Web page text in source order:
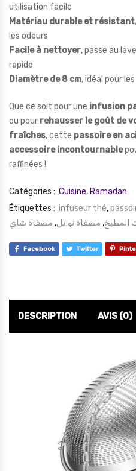
utilisation facile
Matériau durable et résistant
les odeurs
Facile à nettoyer, passe au
rapide
Diamètre de 8 cm, idéal pour
Que ce soit pour une infusion
ou pour rehausser le goût de
fraîches, cette passoire en
accessoire incontournable
raffinées !
Catégories : Cuisine, Ramadan
Étiquettes : infuseur thé,
المطبخ, مصفاة توابل, مصفاة شاي
Facebook Twitter
DESCRIPTION AVIS (0)